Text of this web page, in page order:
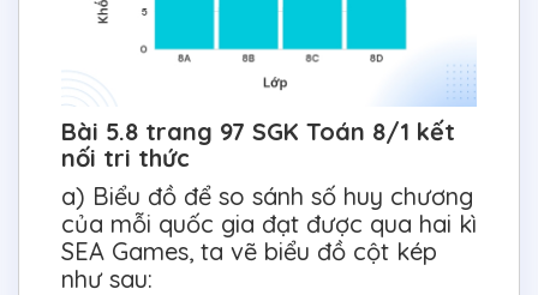
Bài 5.8 trang 97 SGK Toán 8/1 kết
nối tri thức
a) Biểu đồ để so sánh số huy chương
của mỗi quốc gia đạt được qua hai kì
SEA Games, ta vẽ biểu đồ cột kép
như sau: